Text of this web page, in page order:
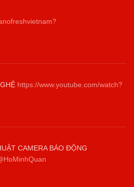
https://www.youtube.com/watch?
CAMERA BÁO ĐỘNG